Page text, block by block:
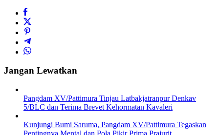
Jangan Lewatkan
Pangdam XV/Pattimura Tinjau Latbakjatranpur Denkav
5/BLC dan Terima Brevet Kehormatan Kavaleri
Kunjungi Bumi Saruma, Pangdam XV/Pattimura Tegaskan
Pentingnya Mental dan Pola Pikir Prima Prajurit